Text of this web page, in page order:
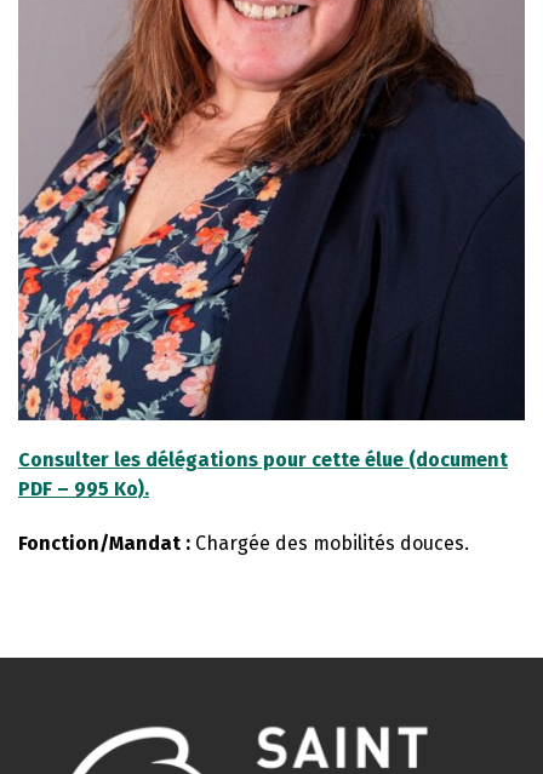
Consulter les délégations pour cette élue (document
PDF – 995 Ko).
Fonction/Mandat : Chargée des mobilités douces.